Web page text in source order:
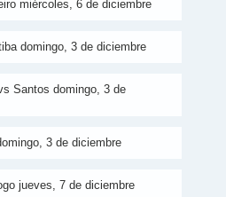
miércoles, 6 de diciembre
domingo, 3 de diciembre
Santos domingo, 3 de
3 de diciembre
jueves, 7 de diciembre